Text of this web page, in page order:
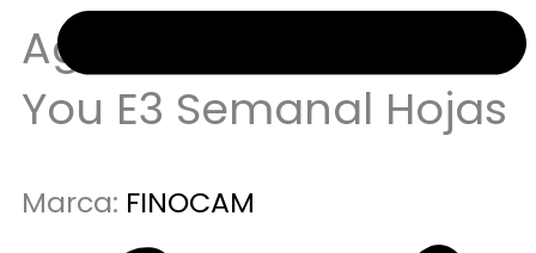
Agenda Anual 2026
You E3 Semanal Hojas
Marca: FINOCAM